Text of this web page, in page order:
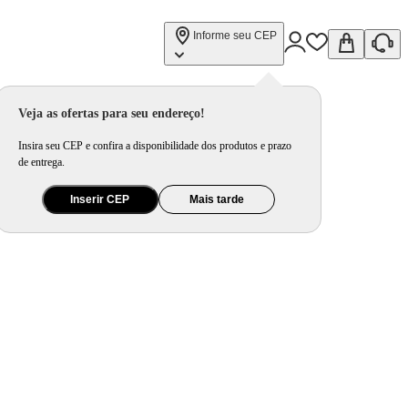
Informe seu CEP
Veja as ofertas para seu endereço!
Insira seu CEP e confira a disponibilidade dos produtos e prazo
de entrega.
Inserir CEP Mais tarde